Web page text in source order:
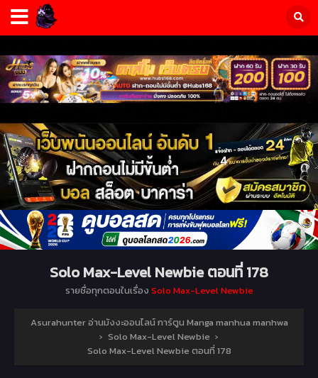
Solo Max-Level Newbie ตอนที่ 178
รายชื่อทุกตอนในเรื่อง Solo Max-Level Newbie
Asurahunter อ่านมังงะออนไลน์ การ์ตูน Manga manhua manhwa
› Solo Max-Level Newbie ›
Solo Max-Level Newbie ตอนที่ 178